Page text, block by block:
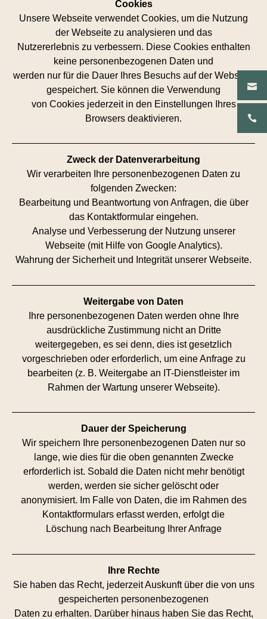
Cookies
Unsere Webseite verwendet Cookies, um die Nutzung
der Webseite zu analysieren und das
Nutzererlebnis zu verbessern. Diese Cookies enthalten
keine personenbezogenen Daten und
werden nur für die Dauer Ihres Besuchs auf der Webseite
gespeichert. Sie können die Verwendung
von Cookies jederzeit in den Einstellungen Ihres
Browsers deaktivieren.
Zweck der Datenverarbeitung
Wir verarbeiten Ihre personenbezogenen Daten zu
folgenden Zwecken:
Bearbeitung und Beantwortung von Anfragen, die über
das Kontaktformular eingehen.
Analyse und Verbesserung der Nutzung unserer
Webseite (mit Hilfe von Google Analytics).
Wahrung der Sicherheit und Integrität unserer Webseite.
Weitergabe von Daten
Ihre personenbezogenen Daten werden ohne Ihre
ausdrückliche Zustimmung nicht an Dritte
weitergegeben, es sei denn, dies ist gesetzlich
vorgeschrieben oder erforderlich, um eine Anfrage zu
bearbeiten (z. B. Weitergabe an IT-Dienstleister im
Rahmen der Wartung unserer Webseite).
Dauer der Speicherung
Wir speichern Ihre personenbezogenen Daten nur so
lange, wie dies für die oben genannten Zwecke
erforderlich ist. Sobald die Daten nicht mehr benötigt
werden, werden sie sicher gelöscht oder
anonymisiert. Im Falle von Daten, die im Rahmen des
Kontaktformulars erfasst werden, erfolgt die
Löschung nach Bearbeitung Ihrer Anfrage
Ihre Rechte
Sie haben das Recht, jederzeit Auskunft über die von uns
gespeicherten personenbezogenen
Daten zu erhalten. Darüber hinaus haben Sie das Recht,